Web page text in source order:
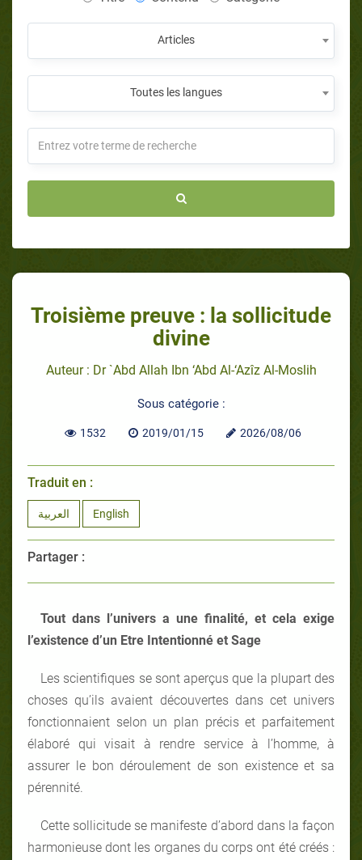
Articles
Toutes les langues
Troisième preuve : la sollicitude
divine
Auteur : Dr `Abd Allah Ibn ‘Abd Al-‘Azîz Al-Moslih
Sous catégorie :
1532 2019/01/15 2026/08/06
Traduit en :
العربية English
Partager :
Tout dans l’univers a une finalité, et cela exige
l’existence d’un Etre Intentionné et Sage
Les scientifiques se sont aperçus que la plupart des
choses qu’ils avaient découvertes dans cet univers
fonctionnaient selon un plan précis et parfaitement
élaboré qui visait à rendre service à l’homme, à
assurer le bon déroulement de son existence et sa
pérennité.
Cette sollicitude se manifeste d’abord dans la façon
harmonieuse dont les organes du corps ont été créés :